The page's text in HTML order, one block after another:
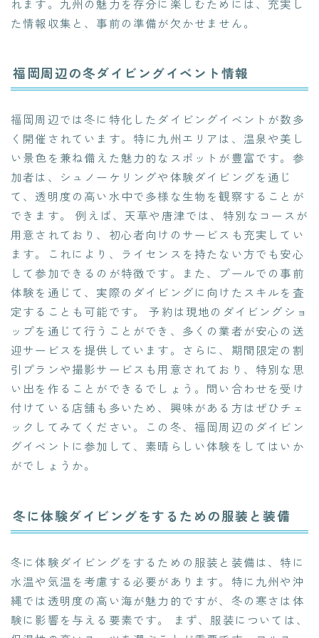
れます。九州の魅力を存分に楽しむためには、充実し
た情報収集と、事前の準備が欠かせません。
福岡周辺の冬ダイビングイベント情報
福岡周辺では冬に特化したダイビングイベントが数多
く開催されています。特に九州エリアは、温泉や美し
い景色を兼ね備えた魅力的なスポットが豊富です。参
加者は、シュノーケリングや体験ダイビングを通じ
て、透明度の高い水中で多様な生物を観察することが
できます。 例えば、天草や唐津では、特別なコースが
用意されており、初心者向けのサービスも充実してい
ます。これにより、ライセンスを持たない方でも安心
して参加できるのが特徴です。また、プールでの事前
体験を通じて、実際のダイビングに向けたスキルを査
定することも可能です。 予約は現地のダイビングショ
ップを通じて行うことができ、多くの業者が安心の送
迎サービスを提供しています。さらに、期間限定の割
引プランや撮影サービスも用意されており、特別な思
い出を作ることができるでしょう。問い合わせを受け
付けている店舗も多いため、興味がある方はぜひチェ
ックしてみてください。この冬、福岡周辺のダイビン
グイベントに参加して、素晴らしい体験をしてはいか
がでしょうか。
冬に体験ダイビングをするための服装と装備
冬に体験ダイビングをするための服装と装備は、特に
水温や気温を考慮する必要があります。特に九州や沖
縄では透明度の高い海が魅力的ですが、冬の寒さは体
験に影響を与える要素です。 まず、服装については、